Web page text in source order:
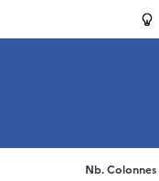
Nb. Colonnes